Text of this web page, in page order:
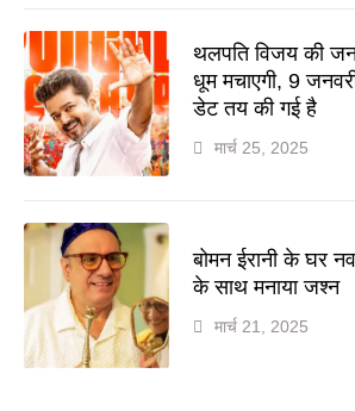
थलपति विजय की
धूम मचाएगी, 9
डेट तय की गई है
मार्च 25, 2025
बोमन ईरानी के घर
के साथ मनाया जश्न
मार्च 21, 2025